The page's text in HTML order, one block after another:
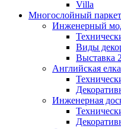
Villa
Многослойный паркет
Инженерный
Виды
Выставка
Английская елка
Инженерная